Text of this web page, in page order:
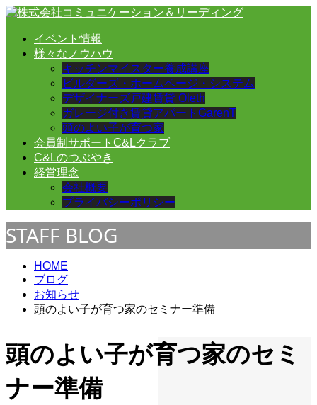
イベント情報
様々なノウハウ
キッチンマイスター養成講座
ビルダーズ・ホームページ・システム
デザイナーズ戸建賃貸 Oleth
ガレージ付き賃貸アパートGarenT
頭のよい子が育つ家
会員制サポートC&Lクラブ
C&Lのつぶやき
経営理念
会社概要
プライバシーポリシー
STAFF BLOG
HOME
ブログ
お知らせ
頭のよい子が育つ家のセミナー準備
頭のよい子が育つ家のセミ
ナー準備